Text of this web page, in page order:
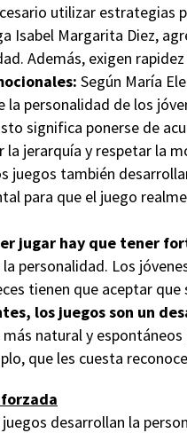
utilizar estrategias
Isabel Margarita Diez,
Además, exigen
Según María
la personalidad de los
significa ponerse de
jerarquía y respetar la
juegos también
para que el juego
jugar hay que tener
personalidad. Los
tienen que aceptar
los juegos son un
natural y
que les cuesta
desarrollan la